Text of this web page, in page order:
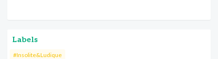
Labels
#Insolite&Ludique